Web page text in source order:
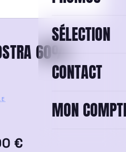
SÉLECTION
CONTACT
MON
60%
€